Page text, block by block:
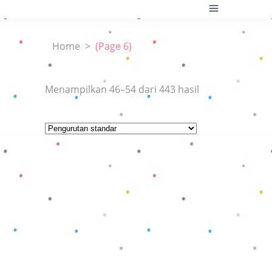
Home > (Page 6)
Menampilkan 46–54 dari 443 hasil
Baca selengkapnya